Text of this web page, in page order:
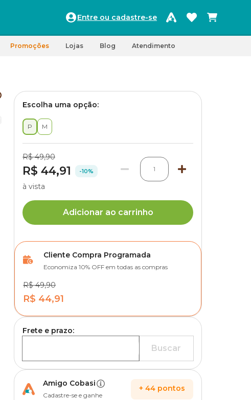
Entre ou cadastre-se
Promoções Lojas Blog Atendimento
Escolha uma opção:
P M
R$ 49,90
R$ 44,91 -10% 1
à vista
Adicionar ao carrinho
Cliente Compra Programada
Economiza 10% OFF em todas as compras
R$ 49,90
R$ 44,91
Frete e prazo:
Buscar
Amigo Cobasi
Cadastre-se e ganhe
+ 44 pontos